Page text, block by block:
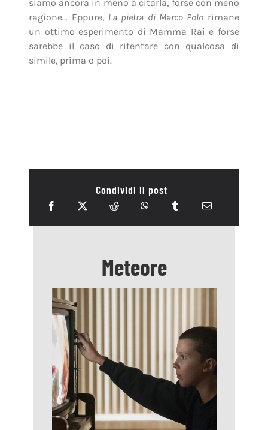
siamo ancora in meno a citarla, forse con meno
ragione… Eppure, La pietra di Marco Polorimane
un ottimo esperimento di Mamma Rai e forse
sarebbe il caso di ritentare con qualcosa di
simile, prima o poi.
Condividi il post
Meteore